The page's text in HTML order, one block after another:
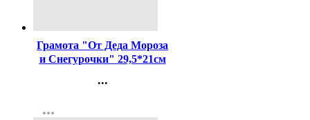
Грамота "От Деда Мороза
и Снегурочки" 29,5*21см
...
Регистрация
more_horiz